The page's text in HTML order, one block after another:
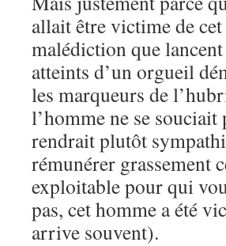
allait être victime de
malédiction que
atteints d’un orgueil
les marqueurs de
l’homme ne se
rendrait plutôt
rémunérer grassement
exploitable pour qui
pas, cet homme a été
arrive souvent).